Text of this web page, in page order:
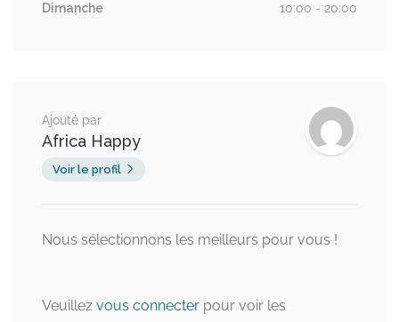
Dimanche
10:00 - 20:00
Ajouté par
Africa Happy
Voir le profil
Nous sélectionnons les meilleurs pour vous !
Veuillez vous connecter pour voir les